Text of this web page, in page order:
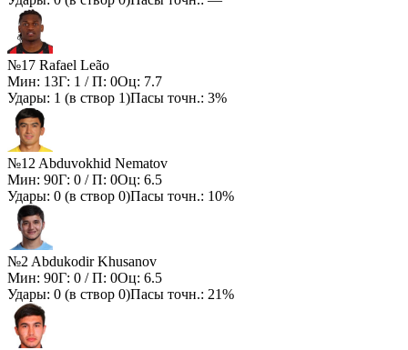
№17 Rafael Leão
Мин: 13Г: 1 / П: 0Оц: 7.7
Удары: 1 (в створ 1)Пасы точн.: 3%
№12 Abduvokhid Nematov
Мин: 90Г: 0 / П: 0Оц: 6.5
Удары: 0 (в створ 0)Пасы точн.: 10%
№2 Abdukodir Khusanov
Мин: 90Г: 0 / П: 0Оц: 6.5
Удары: 0 (в створ 0)Пасы точн.: 21%